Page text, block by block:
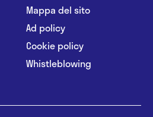
Mappa del sito
Ad policy
Cookie policy
Whistleblowing